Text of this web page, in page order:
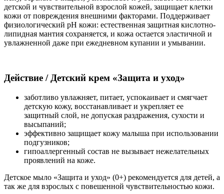
детской и чувствительной взрослой кожей, защищает клетки
кожи от повреждения внешними факторами. Поддерживает
физиологический pH кожи: естественная защитная кислотно-
липидная мантия сохраняется, и кожа остается эластичной и
увлажненной даже при ежедневном купании и умывании.
Действие / Детский крем «Защита и уход»
заботливо увлажняет, питает, успокаивает и смягчает
детскую кожу, восстанавливает и укрепляет ее
защитный слой, не допуская раздражения, сухости и
высыпаний;
эффективно защищает кожу малыша при использовании
подгузников;
гипоаллергенный состав не вызывает нежелательных
проявлений на коже.
Детское мыло «Защита и уход» (0+) рекомендуется для детей, а
так же для взрослых с повешенной чувствительностью кожи.